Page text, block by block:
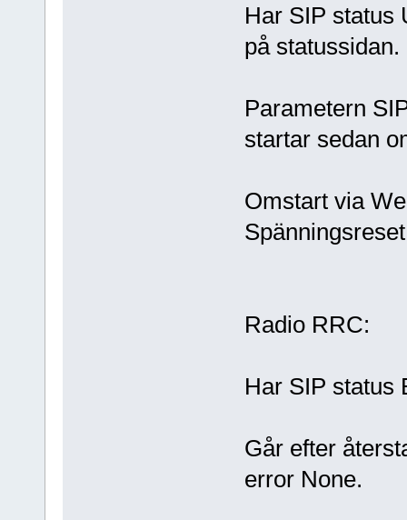
Har SIP status
på statussidan.
Parametern
startar sedan
Omstart via
Radio RRC:
Har SIP status
Går efter
error None.